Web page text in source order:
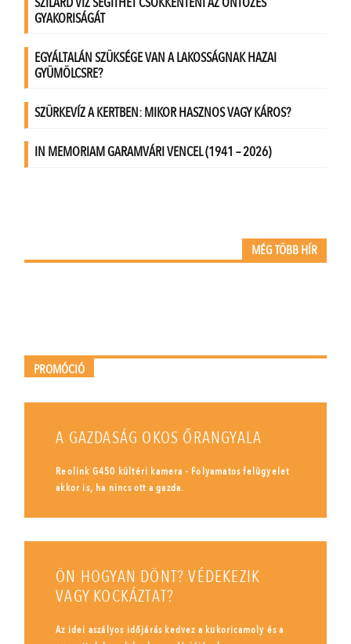
MÉG TÖBB HÍR
PROMÓCIÓ
A GAZDASÁG OKOS ŐRANGYALA
Reolink G450 kültéri kamera - Folyamatos felügyelet
akkor is, ha nincs ott a gazda.
ÖN HOGYAN DÖNT? VÉDEKEZIK
VAGY KOCKÁZTAT?
Az idei aszályos időjárás kedvez a kukoricamoly és a